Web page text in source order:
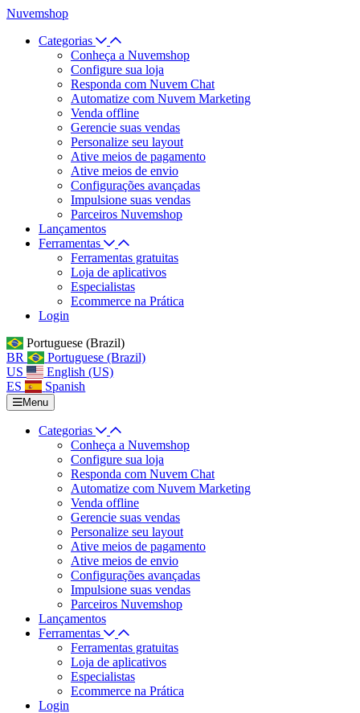
Nuvemshop
Categorias
Conheça a Nuvemshop
Configure sua loja
Responda com Nuvem Chat
Automatize com Nuvem Marketing
Venda offline
Gerencie suas vendas
Personalize seu layout
Ative meios de pagamento
Ative meios de envio
Configurações avançadas
Impulsione suas vendas
Parceiros Nuvemshop
Lançamentos
Ferramentas
Ferramentas gratuitas
Loja de aplicativos
Especialistas
Ecommerce na Prática
Login
Portuguese (Brazil)
BR
Portuguese (Brazil)
US
English (US)
ES
Spanish
Menu
Categorias
Conheça a Nuvemshop
Configure sua loja
Responda com Nuvem Chat
Automatize com Nuvem Marketing
Venda offline
Gerencie suas vendas
Personalize seu layout
Ative meios de pagamento
Ative meios de envio
Configurações avançadas
Impulsione suas vendas
Parceiros Nuvemshop
Lançamentos
Ferramentas
Ferramentas gratuitas
Loja de aplicativos
Especialistas
Ecommerce na Prática
Login